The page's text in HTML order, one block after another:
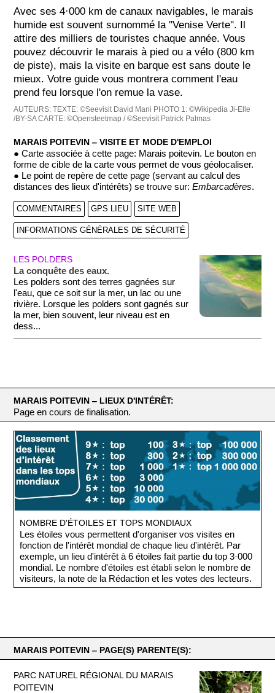
Avec ses 4·000 km de canaux navigables, le marais
humide est souvent surnommé la ''Venise Verte''. Il
attire des milliers de touristes chaque année. Vous
pouvez découvrir le marais à pied ou a vélo (800 km
de piste), mais la visite en barque est sans doute le
mieux. Votre guide vous montrera comment l'eau
prend feu lorsque l'on remue la vase.
AUTEURS:TEXTE: ©Seevisit David Mani PHOTO 1: ©Wikipedia Ji-Elle
/BY-SA CARTE: ©Opensteetmap / ©Seevisit Patrick Palmas
MARAIS POITEVIN ‒ VISITE ET MODE D'EMPLOI
● Carte associée à cette page: Marais poitevin. Le bouton en
forme de cible de la carte vous permet de vous géolocaliser.
● Le point de repère de cette page (servant au calcul des
distances des lieux d'intérêts) se trouve sur:Embarcadères.
COMMENTAIRES GPS LIEU SITE WEB
INFORMATIONS GÉNÉRALES DE SÉCURITÉ
LES POLDERS
La conquête des eaux.
Les polders sont des terres gagnées sur
l'eau, que ce soit sur la mer, un lac ou une
rivière. Lorsque les polders sont gagnés sur
la mer, bien souvent, leur niveau est en
dess...
MARAIS POITEVIN ‒ LIEUX D'INTÉRÊT:
Page en cours de finalisation.
NOMBRE D'ÉTOILES ET TOPS MONDIAUX
Les étoiles vous permettent d'organiser vos visites en
fonction de l'intérêt mondial de chaque lieu d'intérêt. Par
exemple, un lieu d'intérêt à 6 étoiles fait partie du top 3·000
mondial. Le nombre d'étoiles est établi selon le nombre de
visiteurs, la note de la Rédaction et les votes des lecteurs.
MARAIS POITEVIN ‒ PAGE(S) PARENTE(S):
PARC NATUREL RÉGIONAL DU MARAIS
POITEVIN